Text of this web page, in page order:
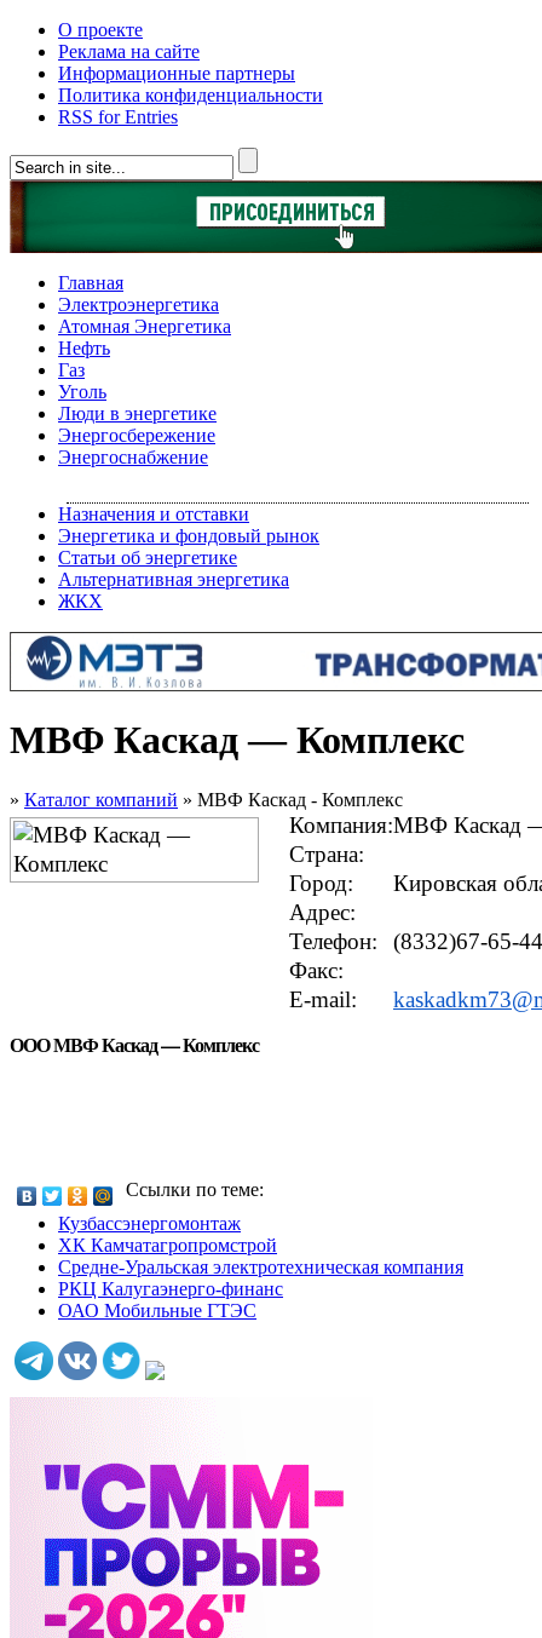
О проекте
Реклама на сайте
Информационные партнеры
Политика конфиденциальности
RSS for Entries
Главная
Электроэнергетика
Атомная Энергетика
Нефть
Газ
Уголь
Люди в энергетике
Энергосбережение
Энергоснабжение
Назначения и отставки
Энергетика и фондовый рынок
Статьи об энергетике
Альтернативная энергетика
ЖКХ
МВФ Каскад — Комплекс
» Каталог компаний » МВФ Каскад - Комплекс
Компания:МВФ Каскад
Страна:
Город:
Кировская
Адрес:
Телефон:
(8332)67-65-
Факс:
E-mail:
ООО МВФ Каскад — Комплекс
Ссылки по теме:
Кузбассэнергомонтаж
ХК Камчатагропромстрой
Средне-Уральская электротехническая компания
РКЦ Калугаэнерго-финанс
ОАО Мобильные ГТЭС